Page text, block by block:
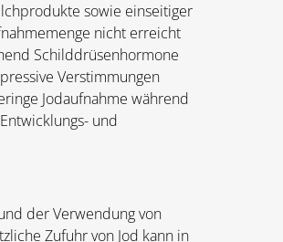
sowie einseitiger
nicht erreicht
Schilddrüsenhormone
Verstimmungen
Jodaufnahme während
und
der Verwendung von
Zufuhr von Jod kann in